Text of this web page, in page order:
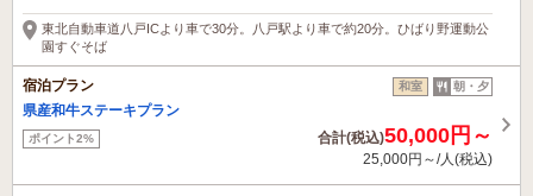
5時間前に予約されました
東北自動車道八戸ICより車で30分。八戸駅より車で約20分。ひばり野運動公
園すぐそば
宿泊プラン 和室 朝・夕
県産和牛ステーキプラン
ポイント2% 合計(税込)50,000円～
25,000円～/人(税込)